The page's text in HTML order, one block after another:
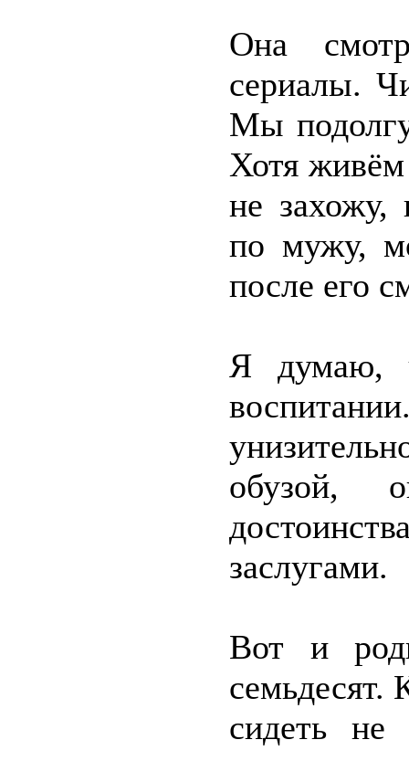
Она
сериалы.
Мы
Хотя
не захожу,
по мужу,
после его
Я думаю,
обузой,
заслугами.
Вот и
сидеть не